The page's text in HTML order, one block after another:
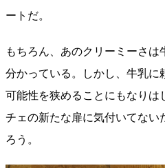
ートだ。
もちろん、あのクリーミーさ
分かっている。しかし、牛乳に
可能性を狭めることにもなりは
チェの新たな扉に気付いてない
ろう。